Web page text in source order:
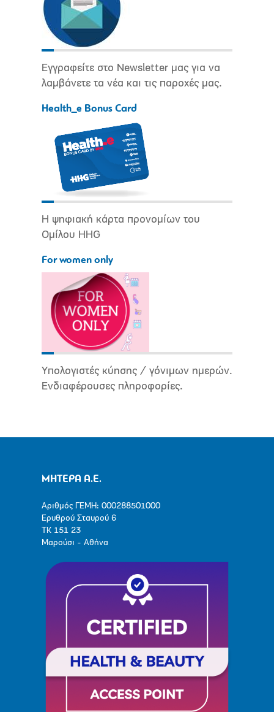
Εγγραφείτε στο Newsletter μας για να
λαμβάνετε τα νέα και τις παροχές μας.
Health_e Bonus Card
Η ψηφιακή κάρτα προνομίων του
Ομίλου HHG
For women only
Υπολογιστές κύησης / γόνιμων ημερών.
Ενδιαφέρουσες πληροφορίες.
ΜΗΤΕΡΑ Α.Ε.
Αριθμός ΓΕΜΗ: 000288501000
Ερυθρού Σταυρού 6
ΤΚ 151 23
Μαρούσι - Αθήνα